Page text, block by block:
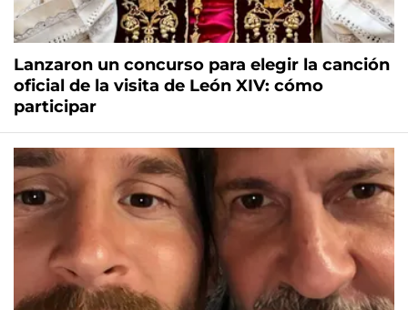
Lanzaron un concurso para elegir la canción
oficial de la visita de León XIV: cómo
participar